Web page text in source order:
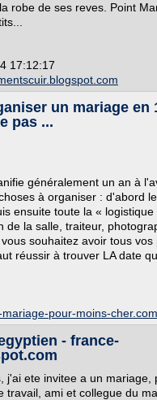
robe de ses reves. Point
17:12:17
un mariage en
pas ...
généralement un an à
à organiser : d'abord
ensuite toute la « logistique
de la salle, traiteur,
souhaitez avoir tous vos
réussir à trouver LA date
pour-moins-cher.com
- france-
j'ai ete invitee a un mariage,
travail, ami et collegue du